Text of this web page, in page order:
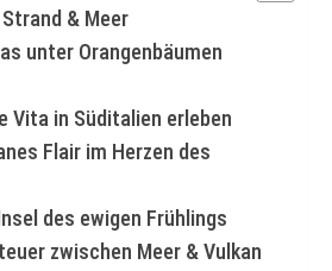
& Meer
unter Orangenbäumen
Vita in Süditalien erleben
Flair im Herzen des
des ewigen Frühlings
zwischen Meer & Vulkan